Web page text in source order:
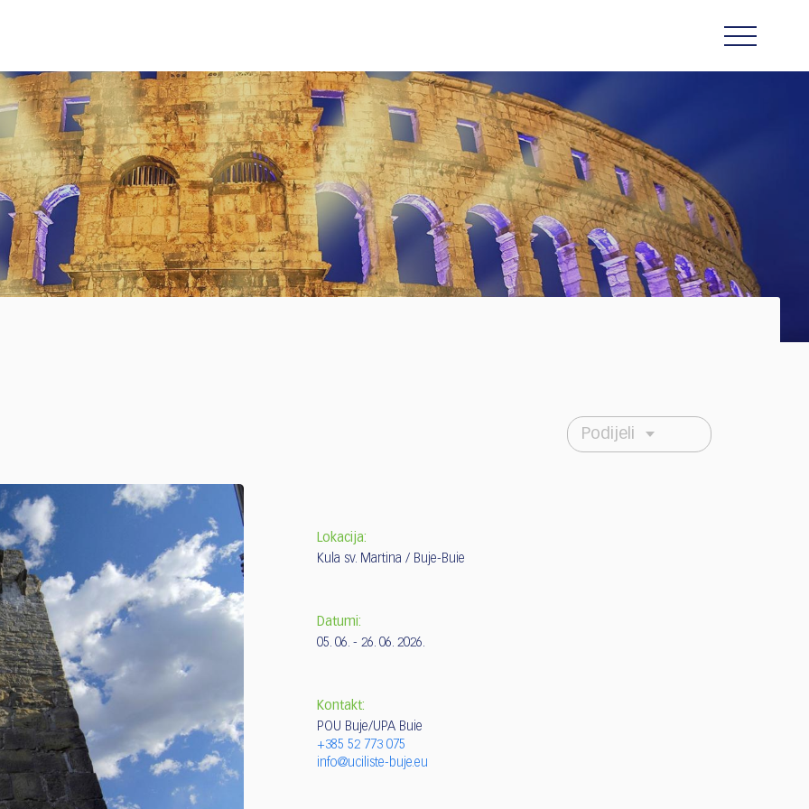
Podijeli
Lokacija:
Kula sv. Martina / Buje-Buie
Datumi:
05. 06. - 26. 06. 2026.
Kontakt:
POU Buje/UPA Buie
+385 52 773 075
info@uciliste-buje.eu